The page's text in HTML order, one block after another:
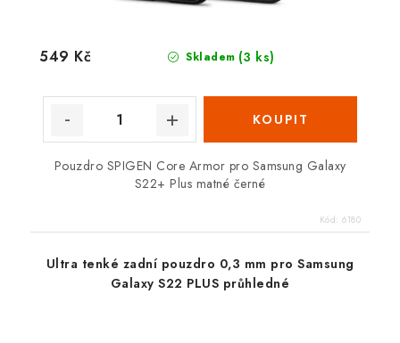
Skladem (3 ks)
549 Kč
Pouzdro SPIGEN Core Armor pro Samsung Galaxy
S22+ Plus matné černé
Kód: 6180
Ultra tenké zadní pouzdro 0,3 mm pro Samsung
Galaxy S22 PLUS průhledné